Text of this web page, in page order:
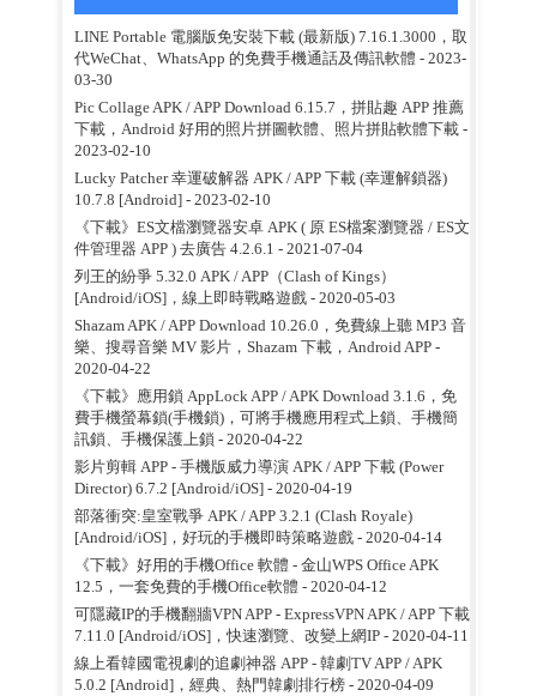
LINE Portable 電腦版免安裝下載 (最新版) 7.16.1.3000，取
代WeChat、WhatsApp 的免費手機通話及傳訊軟體 - 2023-
03-30
Pic Collage APK / APP Download 6.15.7，拼貼趣 APP 推薦
下載，Android 好用的照片拼圖軟體、照片拼貼軟體下載-
2023-02-10
Lucky Patcher 幸運破解器 APK / APP 下載 (幸運解鎖器)
10.7.8 [Android] - 2023-02-10
《下載》ES文檔瀏覽器安卓 APK ( 原 ES檔案瀏覽器 / ES文
件管理器 APP ) 去廣告 4.2.6.1 - 2021-07-04
列王的紛爭 5.32.0 APK / APP（Clash of Kings）
[Android/iOS]，線上即時戰略遊戲- 2020-05-03
Shazam APK / APP Download 10.26.0，免費線上聽 MP3 音
樂、搜尋音樂 MV 影片，Shazam 下載，Android APP-
2020-04-22
《下載》應用鎖 AppLock APP / APK Download 3.1.6，免
費手機螢幕鎖(手機鎖)，可將手機應用程式上鎖、手機簡
訊鎖、手機保護上鎖 - 2020-04-22
影片剪輯 APP - 手機版威力導演 APK / APP 下載 (Power
Director) 6.7.2 [Android/iOS]- 2020-04-19
部落衝突:皇室戰爭 APK / APP 3.2.1 (Clash Royale)
[Android/iOS]，好玩的手機即時策略遊戲- 2020-04-14
《下載》好用的手機Office 軟體 - 金山WPS Office APK
12.5，一套免費的手機Office軟體 - 2020-04-12
可隱藏IP的手機翻牆VPN APP - ExpressVPN APK / APP 下載
7.11.0 [Android/iOS]，快速瀏覽、改變上網IP- 2020-04-11
線上看韓國電視劇的追劇神器 APP - 韓劇TV APP / APK
5.0.2 [Android]，經典、熱門韓劇排行榜- 2020-04-09